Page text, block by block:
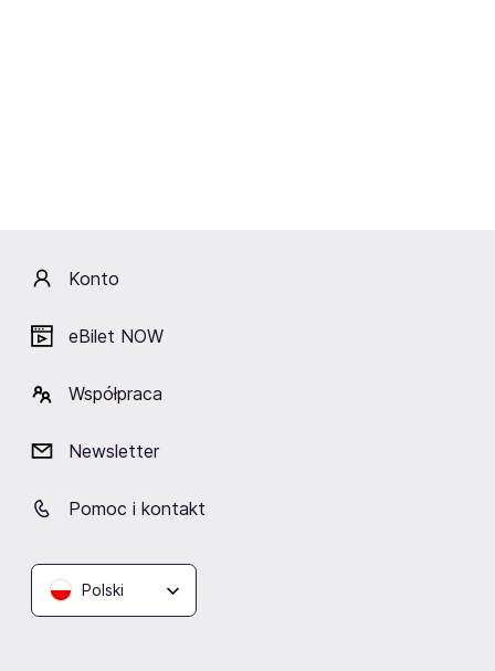
Konto
eBilet NOW
Współpraca
Newsletter
Pomoc i kontakt
Polski
Piątek13.11.202618:30
Studio Buffo